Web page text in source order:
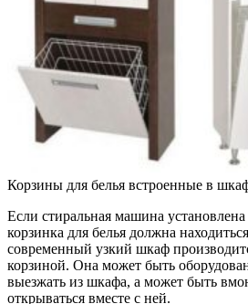
Корзины для белья встроенные в
Если стиральная машина
корзинка для белья должна
современный узкий шкаф
корзиной. Она может быть
выезжать из шкафа, а может быть
открываться вместе с ней.